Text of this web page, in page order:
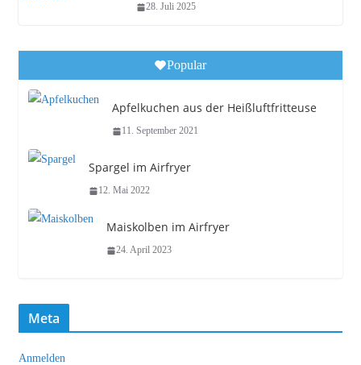
28. Juli 2025
Popular
Apfelkuchen aus der Heißluftfritteuse
11. September 2021
Spargel im Airfryer
12. Mai 2022
Maiskolben im Airfryer
24. April 2023
Meta
Anmelden